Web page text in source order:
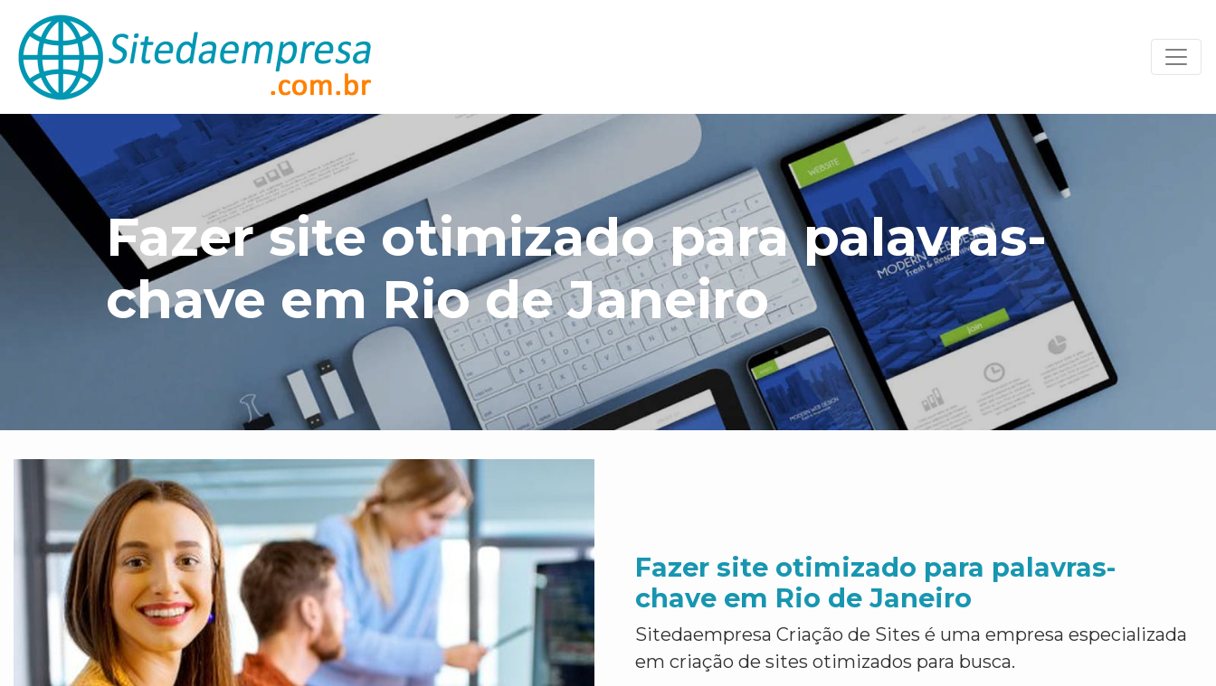
Fazer site otimizado para palavras-
chave em Rio de Janeiro
Fazer site otimizado para palavras-
chave em Rio de Janeiro
Sitedaempresa Criação de Sites é uma empresa especializada
em criação de sites otimizados para busca.